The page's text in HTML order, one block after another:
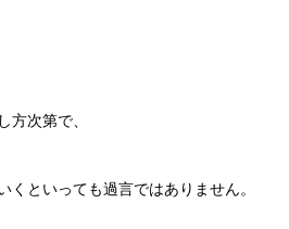
方次第で、
くといっても過言ではありません。